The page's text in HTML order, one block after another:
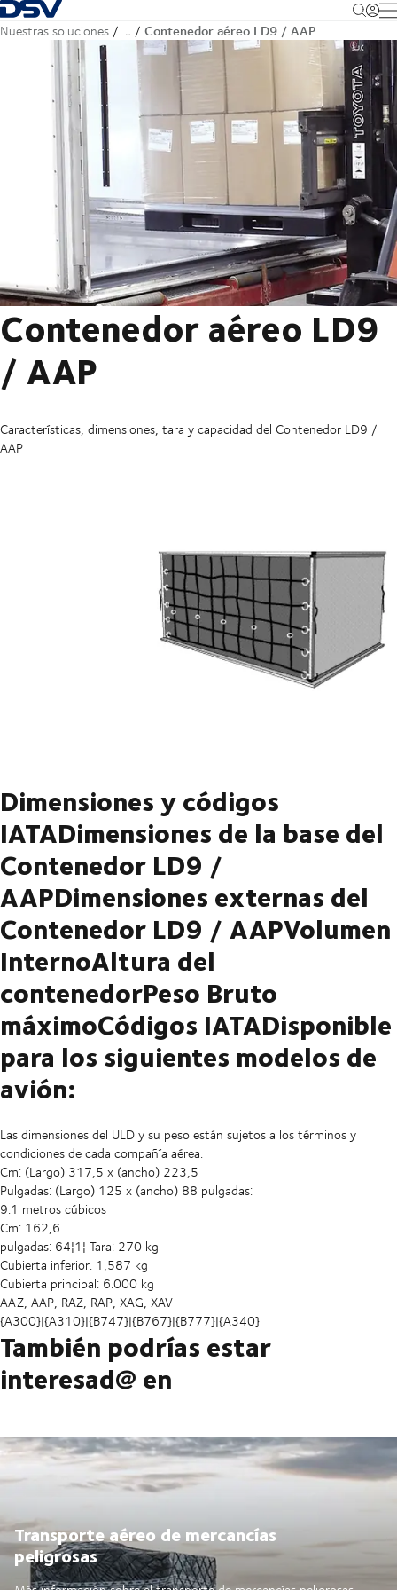
Volver a la página de inicio
Nuestras soluciones … Contenedor aéreo LD9 / AAP
Contenedor aéreo LD9
/ AAP
Características, dimensiones, tara y capacidad del Contenedor LD9 /
AAP
Dimensiones y códigos
IATADimensiones de la base del
Contenedor LD9 /
AAPDimensiones externas del
Contenedor LD9 / AAPVolumen
InternoAltura del
contenedorPeso Bruto
máximoCódigos IATADisponible
para los siguientes modelos de
avión:
Las dimensiones del ULD y su peso están sujetos a los términos y
condiciones de cada compañía aérea.
Cm: (Largo) 317,5 x (ancho) 223,5
Pulgadas: (Largo) 125 x (ancho) 88 pulgadas:
9.1 metros cúbicos
Cm: 162,6
pulgadas: 64¦1¦ Tara: 270 kg
Cubierta inferior: 1,587 kg
Cubierta principal: 6.000 kg
AAZ, AAP, RAZ, RAP, XAG, XAV
{A300}|{A310}|{B747}|{B767}|{B777}|{A340}
También podrías estar
interesad@ en
Transporte aéreo de mercancías
peligrosas